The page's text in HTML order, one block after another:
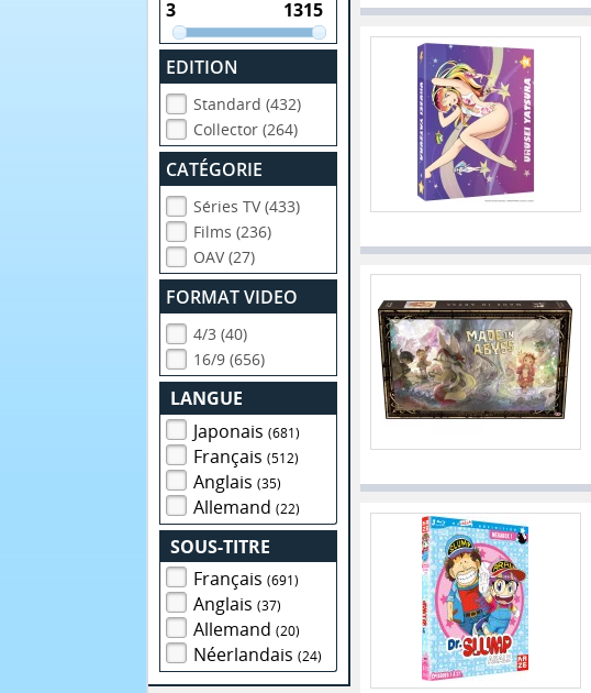
EDITION
Standard (432)
Collector (264)
CATÉGORIE
Séries TV (433)
Films (236)
OAV (27)
FORMAT VIDEO
4/3 (40)
16/9 (656)
LANGUE
Japonais(681)
Français(512)
Anglais(35)
Allemand(22)
SOUS-TITRE
Français(691)
Anglais(37)
Allemand(20)
Néerlandais(24)